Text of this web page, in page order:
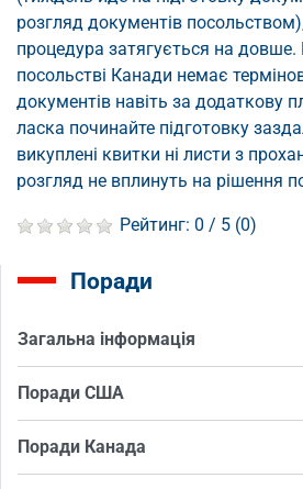
розгляд документів
процедура затягується на
посольстві Канади немає
документів навіть за додаткову
ласка починайте підготовку
викуплені квитки ні листи з
розгляд не вплинуть на рішення
Рейтинг: 0 / 5 (0)
Поради
Загальна інформація
Поради США
Поради Канада